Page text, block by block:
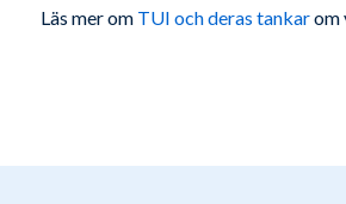
Läs mer om TUI och deras tankarom